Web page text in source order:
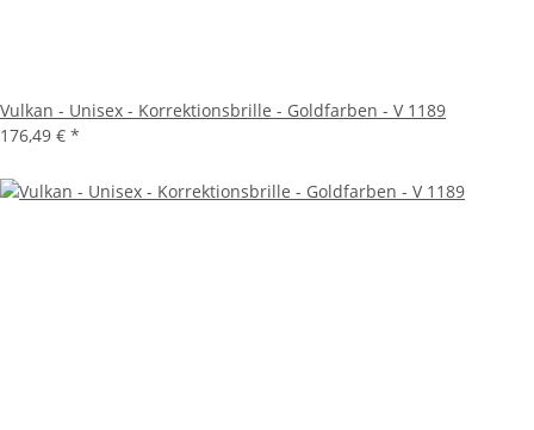
Vulkan - Unisex - Korrektionsbrille - Goldfarben - V 1189
176,49 € *